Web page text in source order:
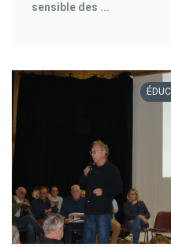
sensible des ...